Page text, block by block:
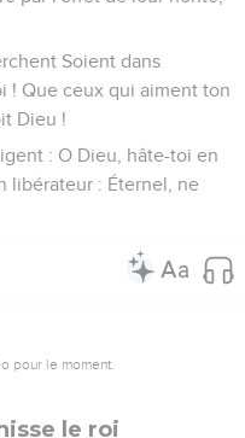
Soient dans
! Que ceux qui aiment ton
Dieu !
: O Dieu, hâte-toi en
libérateur : Éternel, ne
pour le moment.
le roi